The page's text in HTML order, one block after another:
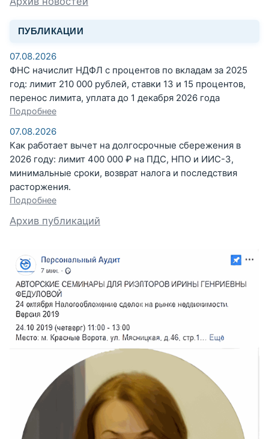
ПУБЛИКАЦИИ
07.08.2026
ФНС начислит НДФЛ с процентов по вкладам за 2025
год: лимит 210 000 рублей, ставки 13 и 15 процентов,
перенос лимита, уплата до 1 декабря 2026 года
Подробнее
07.08.2026
Как работает вычет на долгосрочные сбережения в
2026 году: лимит 400 000 ₽ на ПДС, НПО и ИИС-3,
минимальные сроки, возврат налога и последствия
расторжения.
Подробнее
Архив публикаций